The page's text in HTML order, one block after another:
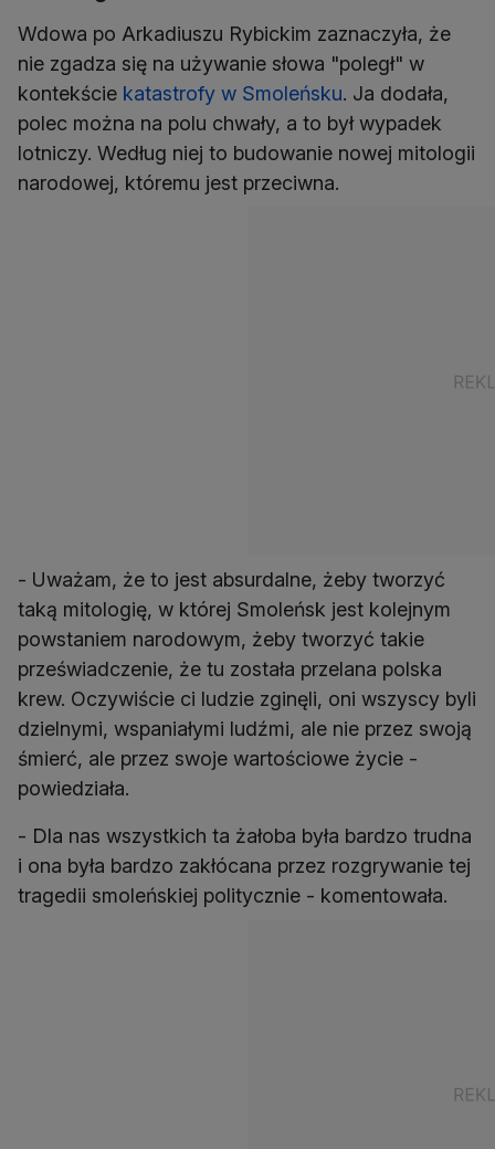
Wdowa po Arkadiuszu Rybickim zaznaczyła, że
nie zgadza się na używanie słowa "poległ" w
kontekście katastrofy w Smoleńsku. Ja dodała,
polec można na polu chwały, a to był wypadek
lotniczy. Według niej to budowanie nowej mitologii
narodowej, któremu jest przeciwna.
- Uważam, że to jest absurdalne, żeby tworzyć
taką mitologię, w której Smoleńsk jest kolejnym
powstaniem narodowym, żeby tworzyć takie
przeświadczenie, że tu została przelana polska
krew. Oczywiście ci ludzie zginęli, oni wszyscy byli
dzielnymi, wspaniałymi ludźmi, ale nie przez swoją
śmierć, ale przez swoje wartościowe życie -
powiedziała.
- Dla nas wszystkich ta żałoba była bardzo trudna
i ona była bardzo zakłócana przez rozgrywanie tej
tragedii smoleńskiej politycznie - komentowała.